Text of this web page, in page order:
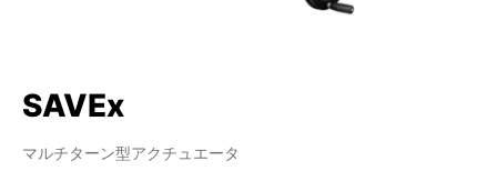
SAVEx
マルチターン型アクチュエータ